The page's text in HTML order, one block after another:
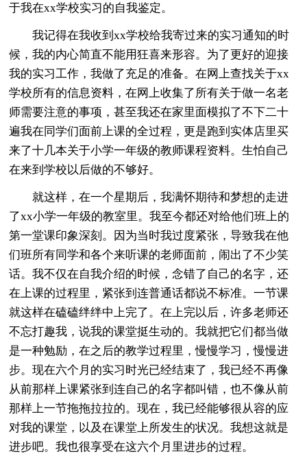
于我在xx学校实习的自我鉴定。
我记得在我收到xx学校给我寄过来的实习通知的时
候，我的内心简直不能用狂喜来形容。为了更好的迎接
我的实习工作，我做了充足的准备。在网上查找关于xx
学校所有的信息资料，在网上收集了所有关于做一名老
师需要注意的事项，甚至我还在家里面模拟了不下二十
遍我在同学们面前上课的全过程，更是跑到实体店里买
来了十几本关于小学一年级的教师课程资料。生怕自己
在来到学校以后做的不够好。
就这样，在一个星期后，我满怀期待和梦想的走进
了xx小学一年级的教室里。我至今都还对给他们班上的
第一堂课印象深刻。因为当时我过度紧张，导致我在他
们班所有同学和各个来听课的老师面前，闹出了不少笑
话。我不仅在自我介绍的时候，念错了自己的名字，还
在上课的过程里，紧张到连普通话都说不标准。一节课
就这样在磕磕绊绊中上完了。在上完以后，许多老师还
不忘打趣我，说我的课堂挺生动的。我就把它们都当做
是一种勉励，在之后的教学过程里，慢慢学习，慢慢进
步。现在六个月的实习时光已经结束了，我已经不再像
从前那样上课紧张到连自己的名字都叫错，也不像从前
那样上一节拖拖拉拉的。现在，我已经能够很从容的应
对我的课堂，以及在课堂上所发生的状况。我想这就是
进步吧。我也很享受在这六个月里进步的过程。